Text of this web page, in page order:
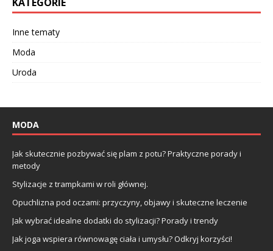
Inne tematy
Moda
Uroda
MODA
Jak skutecznie pozbywać się plam z potu? Praktyczne porady i
metody
Stylizacje z trampkami w roli głównej.
Opuchlizna pod oczami: przyczyny, objawy i skuteczne leczenie
Jak wybrać idealne dodatki do stylizacji? Porady i trendy
Jak joga wspiera równowagę ciała i umysłu? Odkryj korzyści!